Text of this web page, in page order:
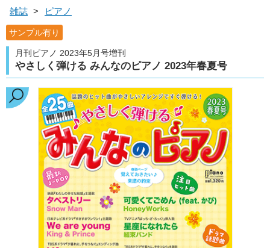
雑誌 > ピアノ
サンプル有り
月刊ピアノ 2023年5月号増刊
やさしく弾ける みんなのピアノ 2023年春夏号